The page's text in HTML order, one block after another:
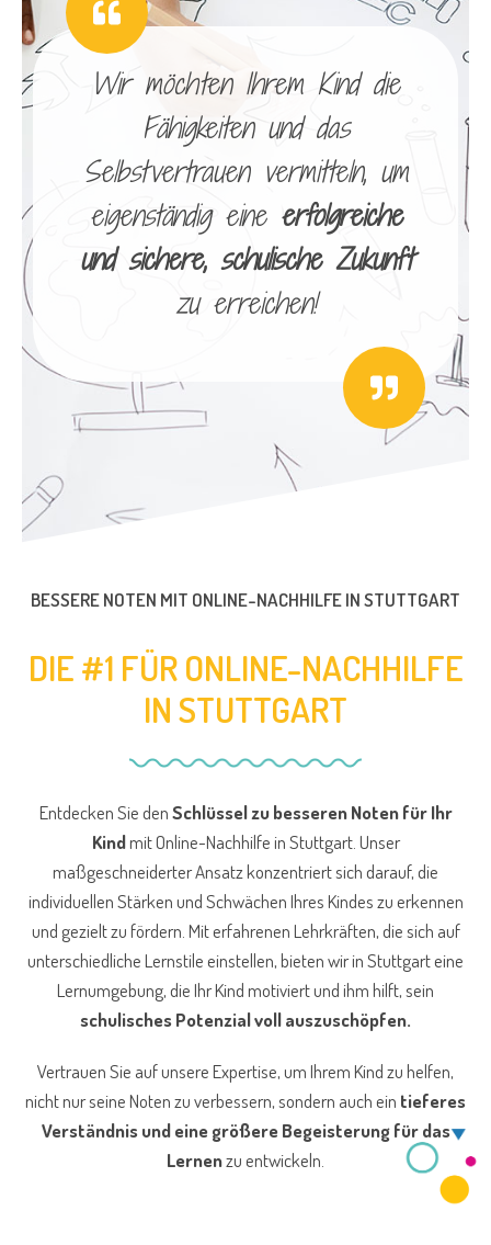
Wir möchten Ihrem Kind die
Fähigkeiten und das
Selbstvertrauen vermitteln, um
eigenständig eine erfolgreiche
und sichere, schulische Zukunft
zu erreichen!
BESSERE NOTEN MIT ONLINE-NACHHILFE IN STUTTGART
DIE #1 FÜR ONLINE-NACHHILFE
IN STUTTGART
Entdecken Sie denSchlüssel zu besseren Noten für Ihr
Kindmit Online-Nachhilfe in Stuttgart. Unser
maßgeschneiderter Ansatz konzentriert sich darauf, die
individuellen Stärken und Schwächen Ihres Kindes zu erkennen
und gezielt zu fördern. Mit erfahrenen Lehrkräften, die sich auf
unterschiedliche Lernstile einstellen, bieten wir in Stuttgart eine
Lernumgebung, die Ihr Kind motiviert und ihm hilft, sein
schulisches Potenzial voll auszuschöpfen.
Vertrauen Sie auf unsere Expertise, um Ihrem Kind zu helfen,
nicht nur seine Noten zu verbessern, sondern auch ein tieferes
Verständnis und eine größere Begeisterung für das
Lernenzu entwickeln.